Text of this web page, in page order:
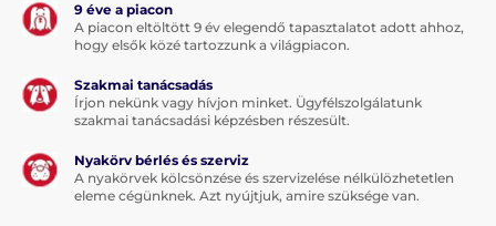
9 éve a piacon
A piacon eltöltött 9 év elegendő tapasztalatot adott ahhoz,
hogy elsők közé tartozzunk a világpiacon.
Szakmai tanácsadás
Írjon nekünk vagy hívjon minket. Ügyfélszolgálatunk
szakmai tanácsadási képzésben részesült.
Nyakörv bérlés és szerviz
A nyakörvek kölcsönzése és szervizelése nélkülözhetetlen
eleme cégünknek. Azt nyújtjuk, amire szüksége van.